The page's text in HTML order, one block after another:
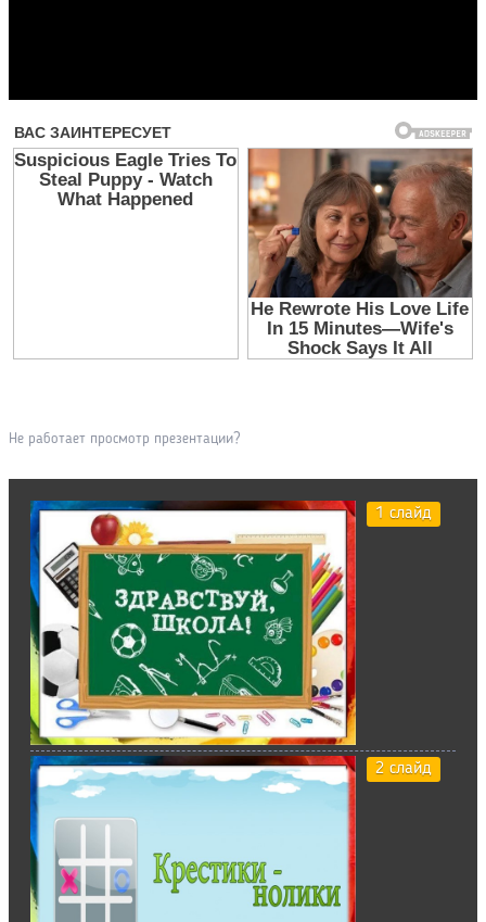
Не работает просмотр презентации?
1 слайд
2 слайд